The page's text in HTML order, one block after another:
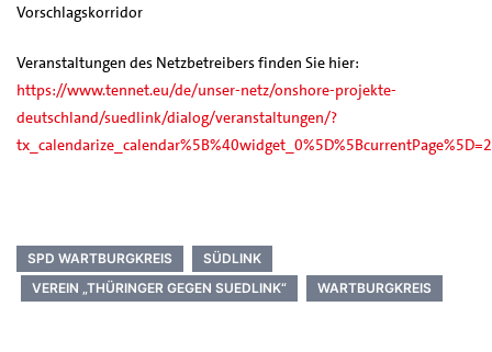
Vorschlagskorridor
Veranstaltungen des Netzbetreibers finden Sie hier:
https://www.tennet.eu/de/unser-netz/onshore-projekte-
deutschland/suedlink/dialog/veranstaltungen/?
SPD WARTBURGKREIS
SÜDLINK
VEREIN „THÜRINGER GEGEN SUEDLINK“
WARTBURGKREIS